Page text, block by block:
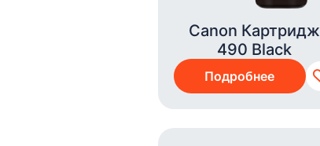
Canon Картридж
490 Black
Подробнее